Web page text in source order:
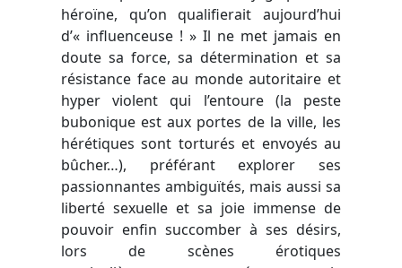
héroïne, qu’on qualifierait aujourd’hui
d’« influenceuse ! » Il ne met jamais en
doute sa force, sa détermination et sa
résistance face au monde autoritaire et
hyper violent qui l’entoure (la peste
bubonique est aux portes de la ville, les
hérétiques sont torturés et envoyés au
bûcher…), préférant explorer ses
passionnantes ambiguïtés, mais aussi sa
liberté sexuelle et sa joie immense de
pouvoir enfin succomber à ses désirs,
lors de scènes érotiques